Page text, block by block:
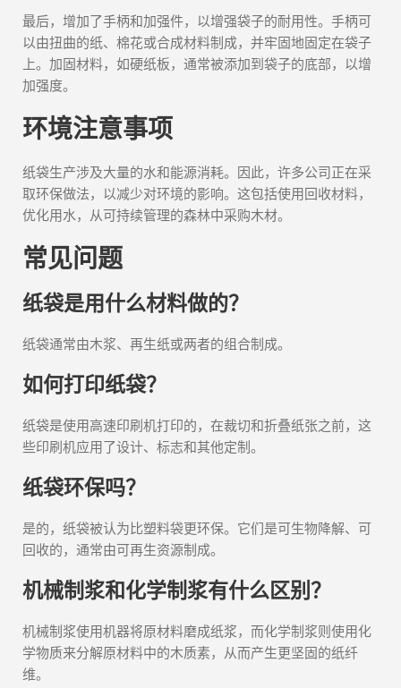
最后，增加了手柄和加强件，以增强袋子的耐用性。手柄可
以由扭曲的纸、棉花或合成材料制成，并牢固地固定在袋子
上。加固材料，如硬纸板，通常被添加到袋子的底部，以增
加强度。
环境注意事项
纸袋生产涉及大量的水和能源消耗。因此，许多公司正在采
取环保做法，以减少对环境的影响。这包括使用回收材料，
优化用水，从可持续管理的森林中采购木材。
常见问题
纸袋是用什么材料做的？
纸袋通常由木浆、再生纸或两者的组合制成。
如何打印纸袋？
纸袋是使用高速印刷机打印的，在裁切和折叠纸张之前，这
些印刷机应用了设计、标志和其他定制。
纸袋环保吗？
是的，纸袋被认为比塑料袋更环保。它们是可生物降解、可
回收的，通常由可再生资源制成。
机械制浆和化学制浆有什么区别？
机械制浆使用机器将原材料磨成纸浆，而化学制浆则使用化
学物质来分解原材料中的木质素，从而产生更坚固的纸纤
维。